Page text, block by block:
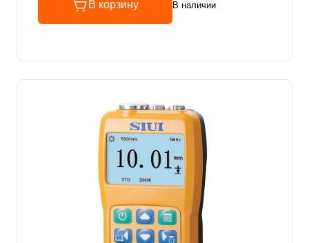
В корзину В наличии